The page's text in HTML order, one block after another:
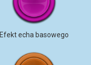
Efekt echa basowego